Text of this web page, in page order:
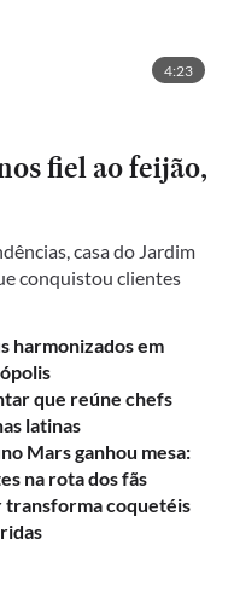
4:23
fiel ao feijão,
casa do Jardim
conquistou clientes
harmonizados em
que reúne chefs
latinas
Mars ganhou mesa:
na rota dos fãs
transforma coquetéis